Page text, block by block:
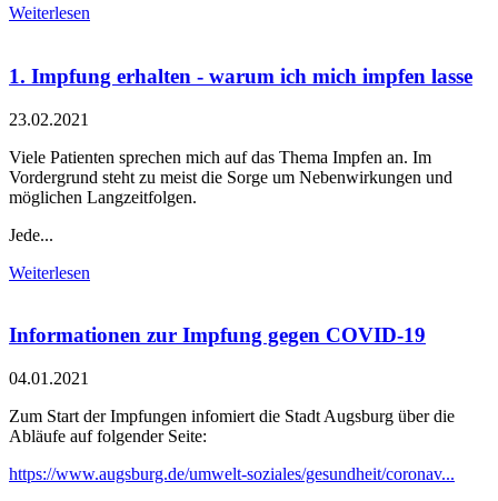
Weiterlesen
1. Impfung erhalten - warum ich mich impfen lasse
23.02.2021
Viele Patienten sprechen mich auf das Thema Impfen an. Im
Vordergrund steht zu meist die Sorge um Nebenwirkungen und
möglichen Langzeitfolgen.
Jede...
Weiterlesen
Informationen zur Impfung gegen COVID-19
04.01.2021
Zum Start der Impfungen infomiert die Stadt Augsburg über die
Abläufe auf folgender Seite:
https://www.augsburg.de/umwelt-soziales/gesundheit/coronav...